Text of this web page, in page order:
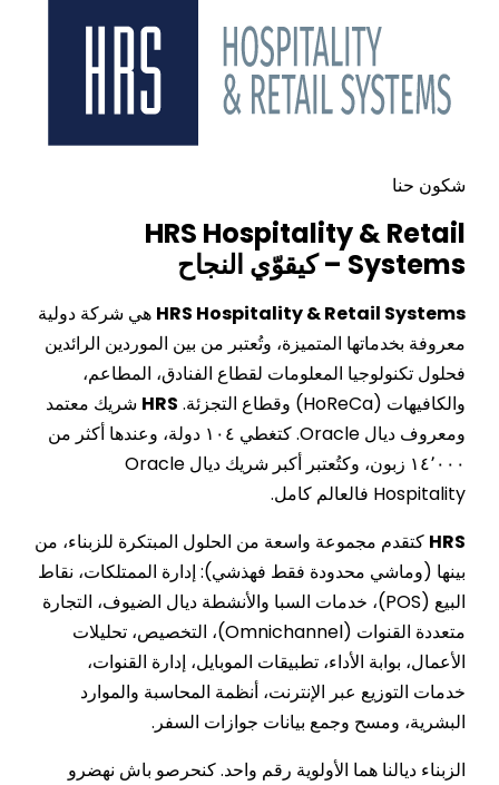
شكون حنا
HRS Hospitality & Retail
Systems – كيقوّي النجاح
HRS Hospitality & Retail Systems هي شركة دولية
معروفة بخدماتها المتميزة، وتُعتبر من بين الموردين الرائدين
فحلول تكنولوجيا المعلومات لقطاع الفنادق، المطاعم،
والكافيهات (HoReCa) وقطاع التجزئة.
HRS شريك معتمد
ومعروف ديال Oracle. كتغطي ١٠٤ دولة، وعندها أكثر من
١٤٬٠٠٠ زبون، وكتُعتبر أكبر شريك ديال Oracle
Hospitality فالعالم كامل.
HRS كتقدم مجموعة واسعة من الحلول المبتكرة للزبناء، من
بينها (وماشي محدودة فقط فهذشي): إدارة الممتلكات، نقاط
البيع (POS)، خدمات السبا والأنشطة ديال الضيوف، التجارة
متعددة القنوات (Omnichannel)، التخصيص، تحليلات
الأعمال، بوابة الأداء، تطبيقات الموبايل، إدارة القنوات،
خدمات التوزيع عبر الإنترنت، أنظمة المحاسبة والموارد
البشرية، ومسح وجمع بيانات جوازات السفر.
الزبناء ديالنا هما الأولوية رقم واحد. كنحرصو باش نهضرو